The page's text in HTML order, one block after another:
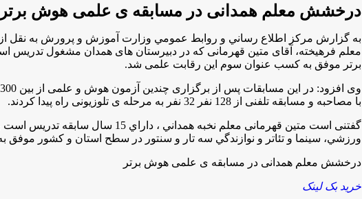
درخشش معلم همدانی در مسابقه ی علمی هوش برتر
به گزارش مركز اطلاع رساني و روابط عمومي وزارت آموزش و پرورش به نقل از
معلم فرهیخته، آقای متین قهرمانی که در دبیرستان های همدان مشغول
برتر موفق به کسب عنوان سوم این رقابت علمی شد.
با مصاحبه و مسابقه تلفنی از 128 نفر 32 نفر به مرحله ی تلوزیونی راه پیدا کردند.
گفتنی است متین قهرمانی معلم نخبه
ورزشي، سينما و تئاتر و نوازندگي سه تار و سنتور در سطح استان و کشور
درخشش معلم همدانی در مسابقه ی علمی هوش برتر
خرید بک لینک